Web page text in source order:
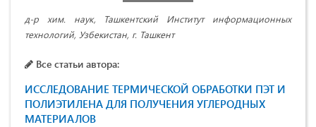
д-р хим. наук, Ташкентский Институт информационных
технологий, Узбекистан, г. Ташкент
Все статьи автора:
ИССЛЕДОВАНИЕ ТЕРМИЧЕСКОЙ ОБРАБОТКИ ПЭТ И
ПОЛИЭТИЛЕНА ДЛЯ ПОЛУЧЕНИЯ УГЛЕРОДНЫХ
МАТЕРИАЛОВ